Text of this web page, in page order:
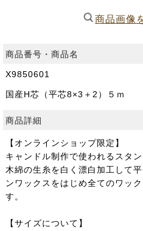
商品画像
商品番号・商品名
X9850601
国産H芯（平芯8×3＋2）５ｍ
商品詳細
【オンラインショップ限定】
キャンドル制作で使われるスタン
木綿の生糸を白く漂白加工して
ンワックスをはじめ全てのワッ
す。
【サイズについて】